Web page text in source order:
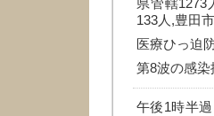
県管轄1273
133人,豊田
医療ひっ迫
第8波の感
午後1時半